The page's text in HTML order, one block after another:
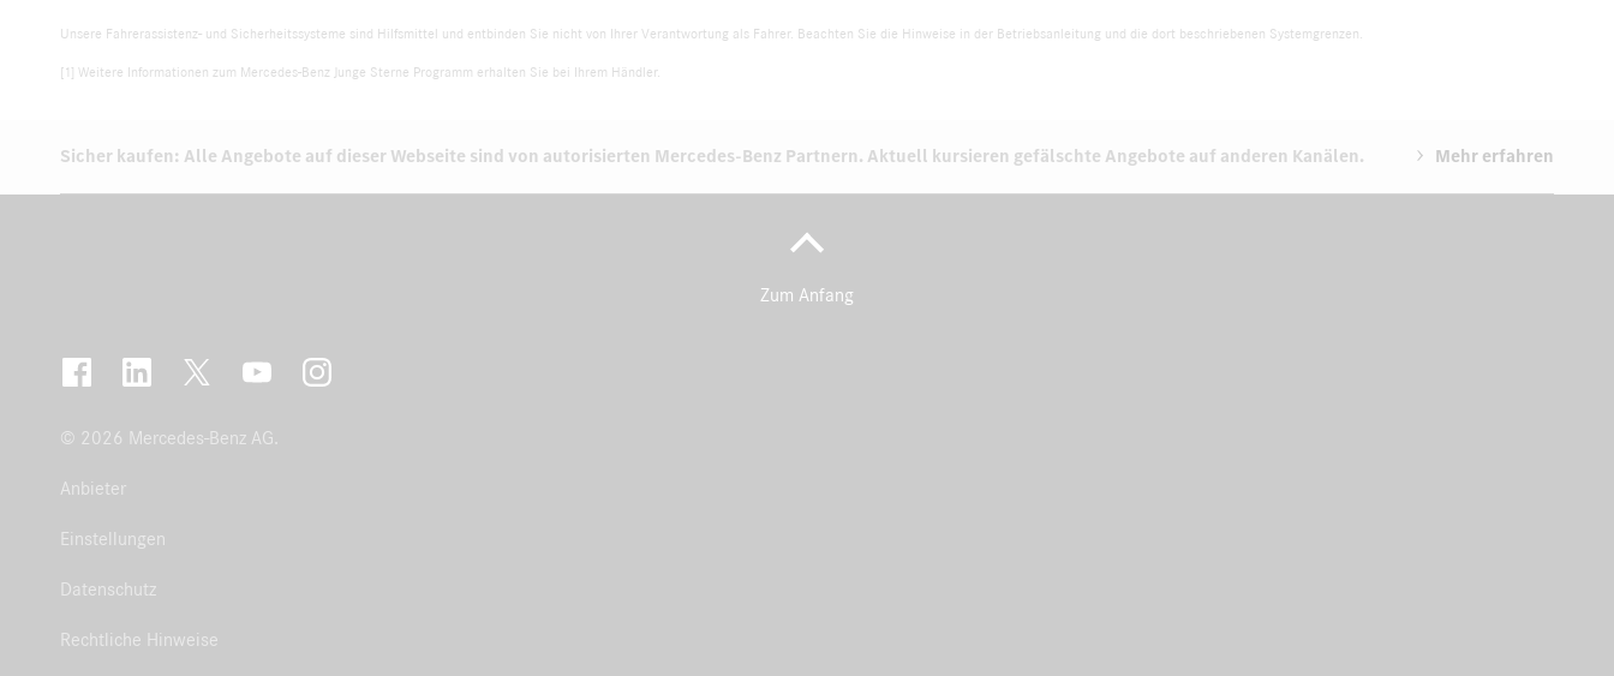
Unsere Fahrerassistenz- und Sicherheitssysteme sind Hilfsmittel und entbinden Sie nicht von Ihrer Verantwortung als Fahrer. Beachten Sie die Hinweise in der Betriebsanleitung und die dort beschriebenen Systemgrenzen.
[1] Weitere Informationen zum Mercedes-Benz Junge Sterne Programm erhalten Sie bei Ihrem Händler.
Sicher kaufen: Alle Angebote auf dieser Webseite sind von autorisierten Mercedes-Benz Partnern. Aktuell kursieren gefälschte Angebote auf anderen Kanälen. Mehr erfahren
Zum Anfang
© 2026 Mercedes-Benz AG.
Anbieter
Einstellungen
Datenschutz
Rechtliche Hinweise